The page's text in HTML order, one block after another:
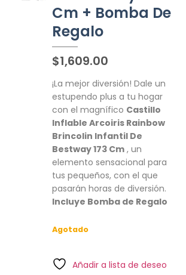
Cm + Bomba De
Regalo
$1,609.00
¡La mejor diversión! Dale un
estupendo plus a tu hogar
con el magnífico Castillo
Inflable Arcoiris Rainbow
Brincolin Infantil De
Bestway 173 Cm , un
elemento sensacional para
tus pequeños, con el que
pasarán horas de diversión.
Incluye Bomba de Regalo
Agotado
Añadir a lista de deseo